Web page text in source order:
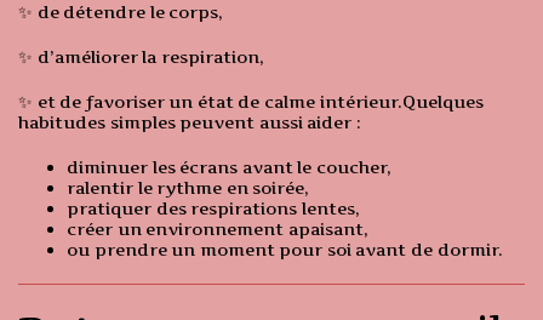
✨ de détendre le corps,
✨ d’améliorer la respiration,
✨ et de favoriser un état de calme intérieur.Quelques
habitudes simples peuvent aussi aider :
diminuer les écrans avant le coucher,
ralentir le rythme en soirée,
pratiquer des respirations lentes,
créer un environnement apaisant,
ou prendre un moment pour soi avant de dormir.